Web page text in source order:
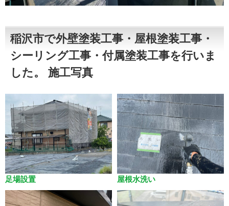
稲沢市で外壁塗装工事・屋根塗装工事・
シーリング工事・付属塗装工事を行いま
した。 施工写真
足場設置 屋根水洗い